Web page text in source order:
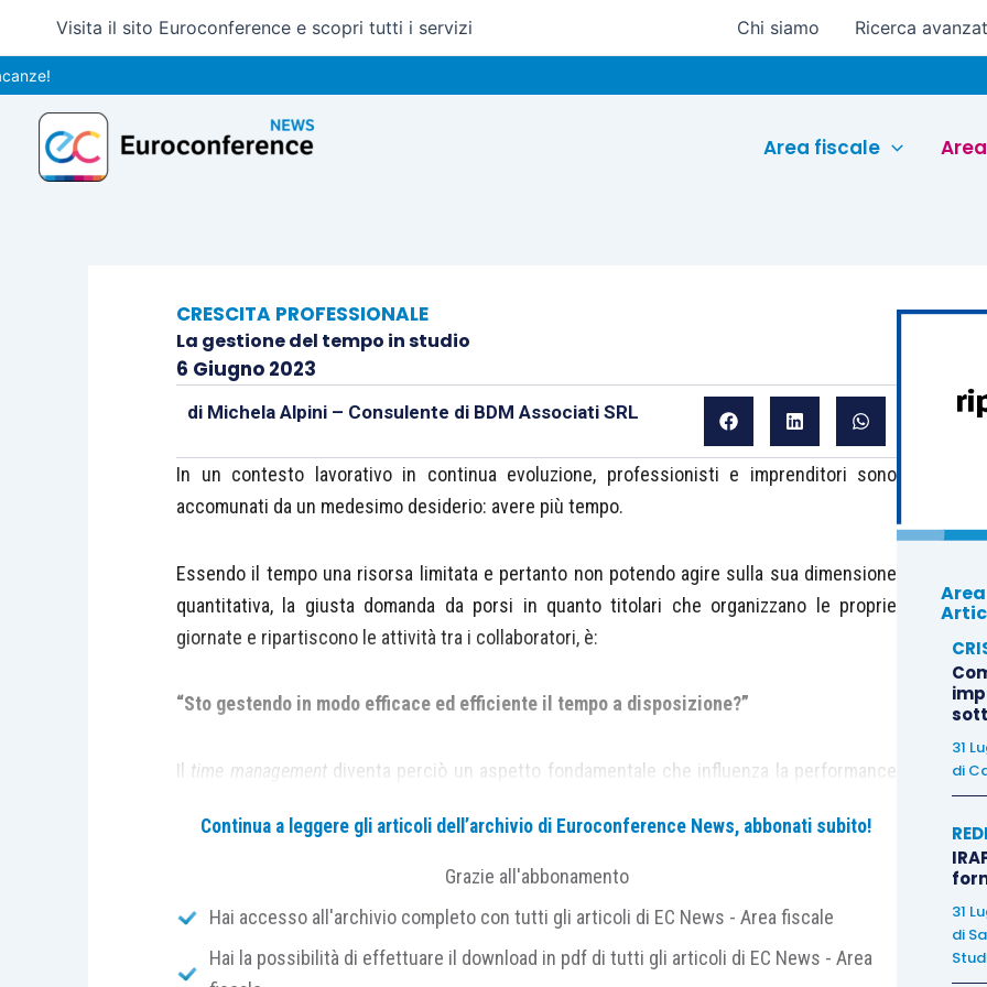
contenuto
Visita il sito Euroconference e scopri tutti i servizi Chi siamo Ricerca
Area fiscale
CRESCITA PROFESSIONALE
La gestione del tempo in studio
6 Giugno 2023
di Michela Alpini – Consulente di BDM Associati SRL
In un contesto lavorativo in continua evoluzione, professionisti e imprenditori sono
accomunati da un medesimo desiderio: avere più tempo.
Essendo il tempo una risorsa limitata e pertanto non potendo agire sulla sua dimensione
quantitativa, la giusta domanda da porsi in quanto titolari che organizzano le proprie
giornate e ripartiscono le attività tra i collaboratori, è:
“Sto gestendo in modo efficace ed efficiente il tempo a disposizione?”
Il time managementdiventa perciò un aspetto fondamentale che influenza la performance
In “The Effective Executive” (1966) Peter Drucker, individua ed elabora alcuni consigli
Continua a leggere gli articoli dell’archivio di Euroconference News, abbonati subito!
Grazie all'abbonamento
Hai accesso all'archivio completo con tutti gli articoli di EC News - Area fiscale
Hai la possibilità di effettuare il download in pdf di tutti gli articoli di EC News - Area
31
di
31
di